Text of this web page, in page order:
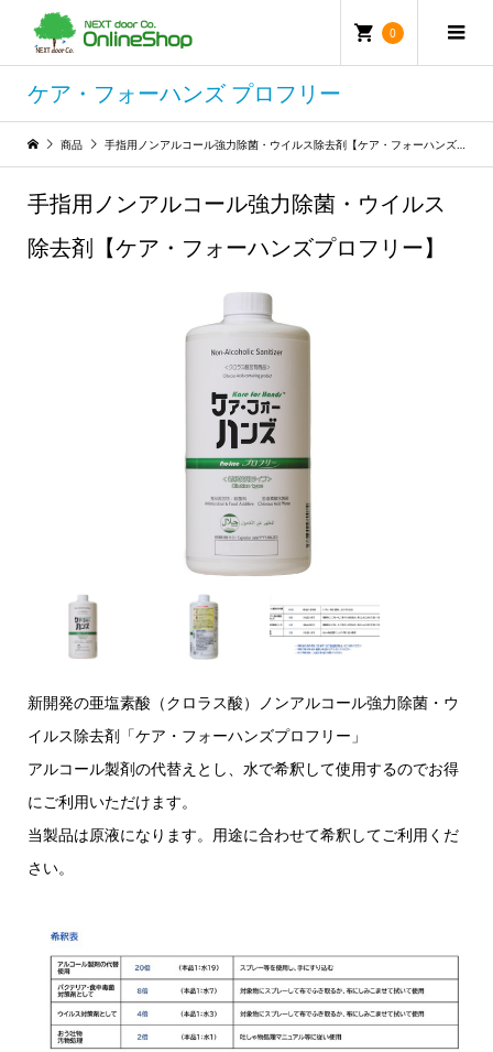
0
ケア・フォーハンズ プロフリー
商品 手指用ノンアルコール強力除菌・ウイルス除去剤【ケア・フォーハンズプロフリー】
手指用ノンアルコール強力除菌・ウイルス
除去剤【ケア・フォーハンズプロフリー】
新開発の亜塩素酸（クロラス酸）ノンアルコール強力除菌・ウ
イルス除去剤「ケア・フォーハンズプロフリー」
アルコール製剤の代替えとし、水で希釈して使用するのでお得
にご利用いただけます。
当製品は原液になります。用途に合わせて希釈してご利用くだ
さい。